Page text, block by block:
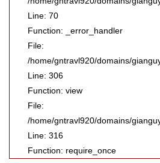
Line: 70
Function: _error_handler
File:
/home/gntravl920/domains/
Line: 306
Function: view
File:
/home/gntravl920/domains/
Line: 316
Function: require_once